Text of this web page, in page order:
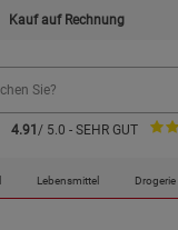
Kauf auf Rechnung
4.91 / 5.0 - SEHR GUT
Lebensmittel Drogerie